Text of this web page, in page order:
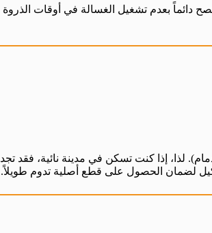
دائماً بعدم تشغيل الغسالة في أوقات الذروة
لذا، إذا كنت تسكن في مدينة نائية، فقد تجد
لضمان الحصول على قطع أصلية تدوم طويلاً.